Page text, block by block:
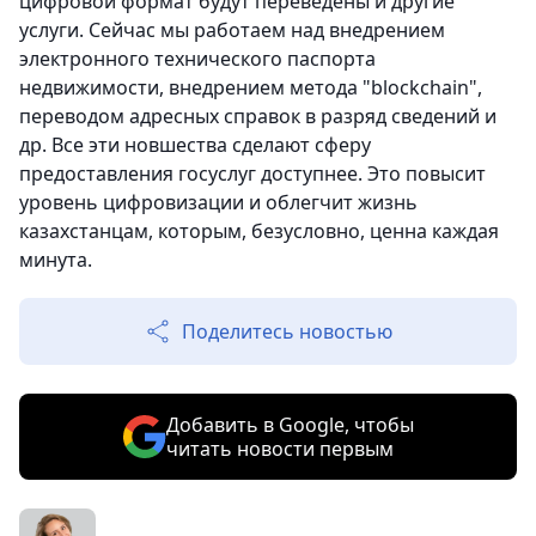
услуги. Сейчас мы работаем над внедрением
электронного технического паспорта
недвижимости, внедрением метода "blockchain",
переводом адресных справок в разряд сведений и
др. Все эти новшества сделают сферу
предоставления госуслуг доступнее. Это повысит
уровень цифровизации и облегчит жизнь
казахстанцам, которым, безусловно, ценна каждая
минута.
Поделитесь новостью
Добавить в Google, чтобы
читать новости первым